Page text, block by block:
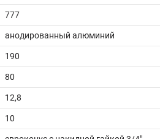
777
анодированный алюминий
190
80
12,8
10